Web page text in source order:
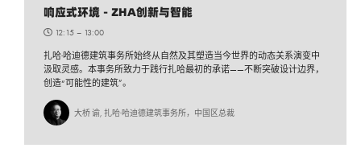
响应式环境 - ZHA创新与智能
12:15 – 13:00
扎哈·哈迪德建筑事务所始终从自然及其塑造当今世界的动态关系演变中
汲取灵感。本事务所致力于践行扎哈最初的承诺——不断突破设计边界，
创造“可能性的建筑”。
大桥 谕, 扎哈·哈迪德建筑事务所，中国区总裁